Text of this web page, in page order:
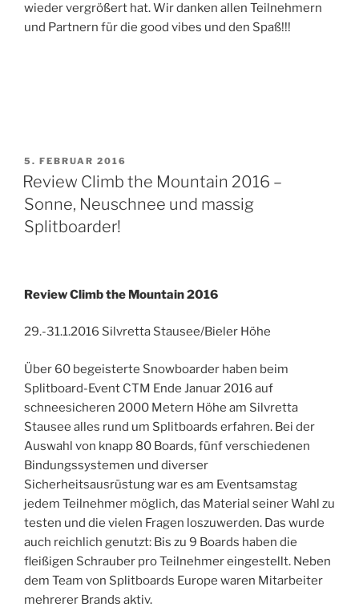
wieder vergrößert hat. Wir danken allen Teilnehmern
und Partnern für die good vibes und den Spaß!!!
VERÖFFENTLICHT
AM
5. FEBRUAR 2016
Review Climb the Mountain 2016 –
Sonne, Neuschnee und massig
Splitboarder!
Review Climb the Mountain 2016
29.-31.1.2016 Silvretta Stausee/Bieler Höhe
Über 60 begeisterte Snowboarder haben beim
Splitboard-Event CTM Ende Januar 2016 auf
schneesicheren 2000 Metern Höhe am Silvretta
Stausee alles rund um Splitboards erfahren. Bei der
Auswahl von knapp 80 Boards, fünf verschiedenen
Bindungssystemen und diverser
Sicherheitsausrüstung war es am Eventsamstag
jedem Teilnehmer möglich, das Material seiner Wahl zu
testen und die vielen Fragen loszuwerden. Das wurde
auch reichlich genutzt: Bis zu 9 Boards haben die
fleißigen Schrauber pro Teilnehmer eingestellt. Neben
dem Team von Splitboards Europe waren Mitarbeiter
mehrerer Brands aktiv.